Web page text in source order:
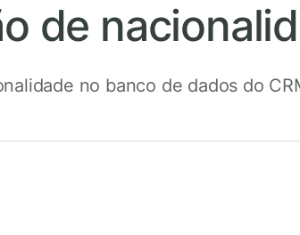
de
no banco de dados do